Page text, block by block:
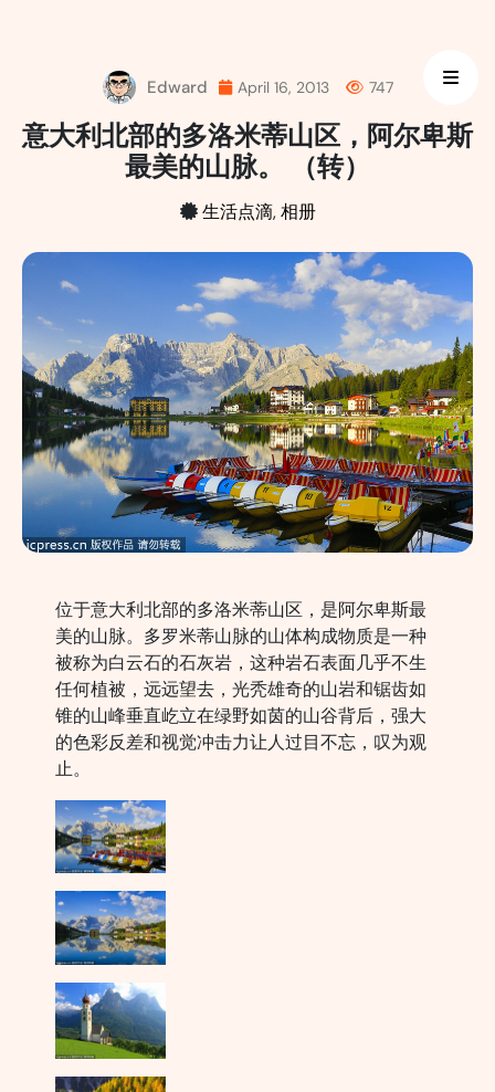
Edward April 16, 2013 747
意大利北部的多洛米蒂山区，阿尔卑斯
最美的山脉。 （转）
生活点滴,相册
位于意大利北部的多洛米蒂山区，是阿尔卑斯最
美的山脉。多罗米蒂山脉的山体构成物质是一种
被称为白云石的石灰岩，这种岩石表面几乎不生
任何植被，远远望去，光秃雄奇的山岩和锯齿如
锥的山峰垂直屹立在绿野如茵的山谷背后，强大
的色彩反差和视觉冲击力让人过目不忘，叹为观
止。